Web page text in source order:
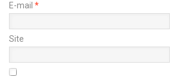
E-mail *
Site